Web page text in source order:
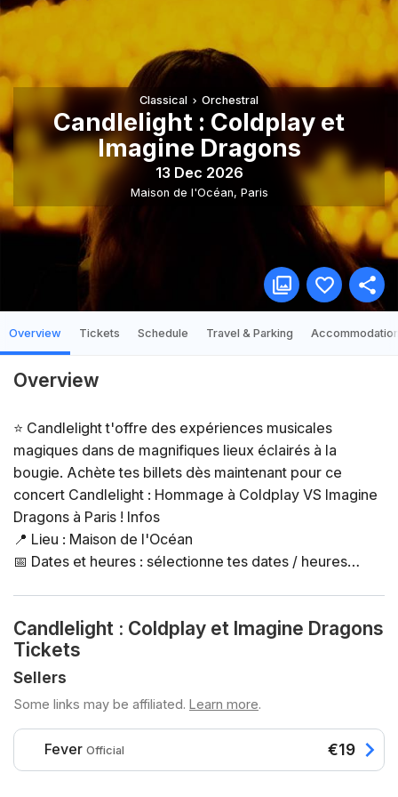
Classical Orchestral
Candlelight : Coldplay et
Imagine Dragons
13 Dec 2026
Maison de l'Océan, Paris
Overview Tickets Schedule Travel & Parking
Overview
⭐ Candlelight t'offre des expériences musicales
magiques dans de magnifiques lieux éclairés à la
bougie. Achète tes billets dès maintenant pour ce
concert Candlelight : Hommage à Coldplay VS Imagine
Dragons à Paris ! Infos
📍 Lieu : Maison de l'Océan
📅 Dates et heures : sélectionne tes dates / heures
minutes avant le début du concert. Les retards ne
seront pas permis
👤 Âge requis : à partir de 8 ans. Les spectateurs de
moins de 16 ans doivent être accompagné par un
♿ Accessibilité : accès PMR disponible pour cet
événement
Candlelight : Coldplay et Imagine Dragons
Tickets
Sellers
Some links may be affiliated. Learn more.
Fever Official €19